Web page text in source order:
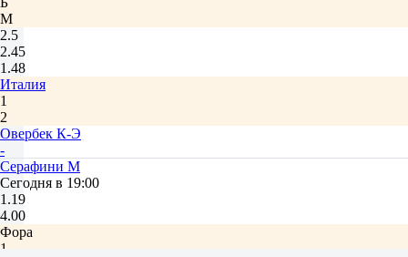
М
2.5
2.45
1.48
Италия
1
2
Овербек К-Э
-
Серафини М
Сегодня в 19:00
1.19
4.00
Фора
1